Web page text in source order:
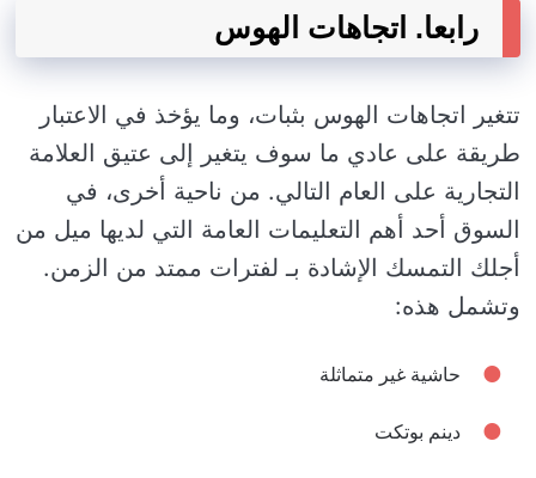
رابعا. اتجاهات الهوس
تتغير اتجاهات الهوس بثبات، وما يؤخذ في الاعتبار
طريقة على عادي ما سوف يتغير إلى عتيق العلامة
التجارية على العام التالي. من ناحية أخرى، في
السوق أحد أهم التعليمات العامة التي لديها ميل من
أجلك التمسك الإشادة بـ لفترات ممتد من الزمن.
وتشمل هذه:
حاشية غير متماثلة
دينم بوتكت